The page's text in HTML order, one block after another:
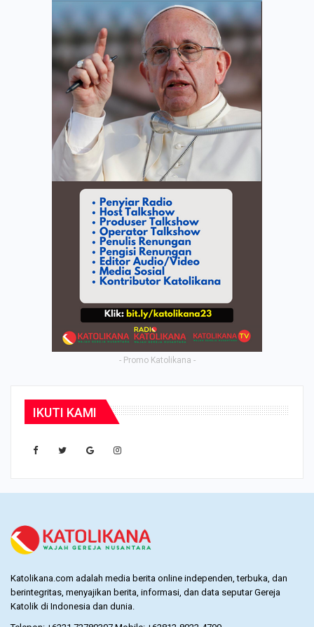
- Promo Katolikana -
IKUTI KAMI
Katolikana.com adalah media berita online independen, terbuka, dan
berintegritas, menyajikan berita, informasi, dan data seputar Gereja
Katolik di Indonesia dan dunia.